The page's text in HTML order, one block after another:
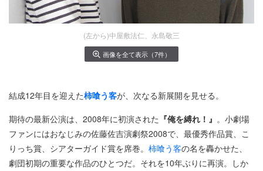
(左から)中屋敷法仁、永島敬三
画像を全て表示（7件）
結成12年目を迎えた柿喰う客が、次なる新展開を見せる。
期待の最新公演は、2008年に初演された 『俺を縛れ！』 。小劇場
ファンにはおなじみの佐藤佐吉演劇祭2008で、最優秀作品賞、こ
りっち賞、シアターガイド賞を席巻。 柿喰う客の名を轟かせた、
劇団初期の重要な作品のひとつだ。それを10年ぶりに再演。しか